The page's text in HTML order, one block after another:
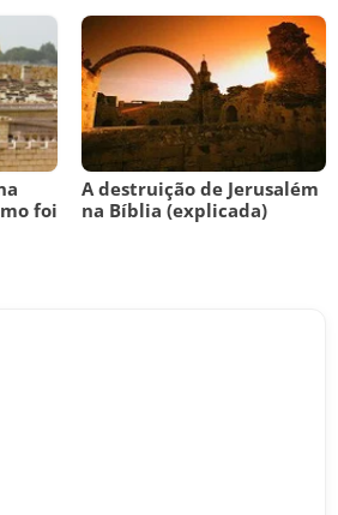
foi
A destruição de Jerusalém
na Bíblia (explicada)